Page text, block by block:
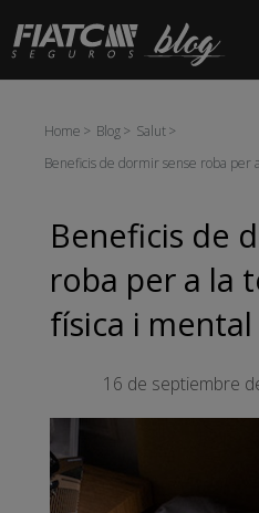
Salta al contingut principal
Home Blog
Salut
Beneficis de dormir sense roba per
Beneficis de
roba per a la
física i mental
16 de septiembre